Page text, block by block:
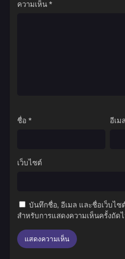
ความเห็น *
ชื่อ * อีเมล
เว็บไซต์
บันทึกชื่อ, อีเมล และชื่อเว็บไซ
สำหรับการแสดงความเห็นครั้งถัด